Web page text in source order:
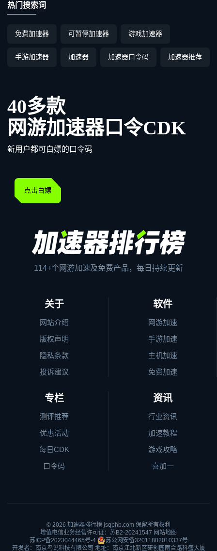
热门搜索词
免费加速器 可暂停加速器 游戏加速器
手游加速器 加速器 加速器口令码 加速器推荐
40多款
网游加速器口令CDK
新用户都可白嫖的口令码
点击白嫖
114+个网游加速及免费产品，每日持续更新
关于
网站介绍
版权声明
隐私条款
投诉建议
软件
网游加速
手游加速
主机加速
免费加速
专栏
测评推荐
优惠活动
每日CDK
口令码
资讯
行业资讯
加速教程
游戏攻略
喜加一
© 2026 加速器排行榜 jsqphb.com 保留所有权利
增值电信业务经营许可证：苏B2-20241547 网站地图
苏ICP备2023044465号-4
苏公网安备32011802010337号
开发者：南京鸟说科技有限公司 地址：南京江北新区研创园雨合路科盛大厦